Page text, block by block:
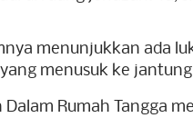
menunjukkan ada
menusuk ke
Dalam Rumah Tangga